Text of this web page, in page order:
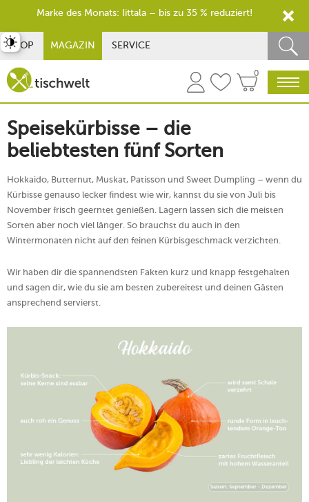
SHOP MAGAZIN SERVICE
0
Speisekürbisse – die
beliebtesten fünf Sorten
Hokkaido, Butternut, Muskat, Patisson und Sweet Dumpling – wenn du
Kürbisse genauso lecker findest wie wir, kannst du sie von Juli bis
November frisch geerntet genießen. Lagern lassen sich die meisten
Sorten aber noch viel länger. So brauchst du auch in den
Wintermonaten nicht auf den feinen Kürbisgeschmack verzichten.
Wir haben dir die spannendsten Fakten kurz und knapp festgehalten
und sagen dir, wie du sie am besten zubereitest und deinen Gästen
ansprechend servierst.
umschalten
Marke des Monats: Iittala – bis zu 35 % reduziert!